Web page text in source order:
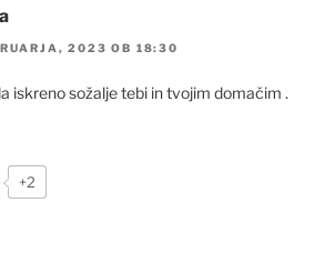
2023 OB 18:30
iskreno sožalje tebi in tvojim domačim .
+2